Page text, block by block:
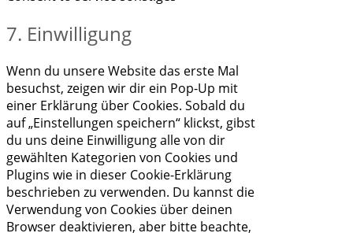
7. Einwilligung
Wenn du unsere Website das erste Mal
besuchst, zeigen wir dir ein Pop-Up mit
einer Erklärung über Cookies. Sobald du
auf „Einstellungen speichern“ klickst, gibst
du uns deine Einwilligung alle von dir
gewählten Kategorien von Cookies und
Plugins wie in dieser Cookie-Erklärung
beschrieben zu verwenden. Du kannst die
Verwendung von Cookies über deinen
Browser deaktivieren, aber bitte beachte,